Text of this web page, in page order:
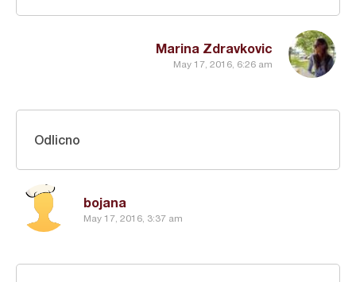
Marina Zdravkovic
May 17, 2016, 6:26 am
bojana
May 17, 2016, 3:37 am
Odlicno